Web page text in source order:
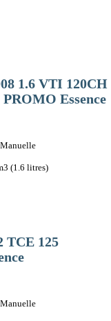
1.6 VTI 120CH
Essence
(1.6 litres)
TCE 125